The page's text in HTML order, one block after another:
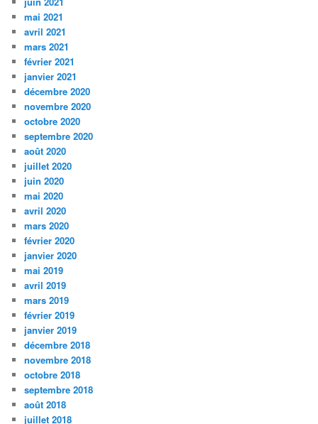
mai 2021
avril 2021
mars 2021
février 2021
janvier 2021
décembre 2020
novembre 2020
octobre 2020
septembre 2020
août 2020
juillet 2020
juin 2020
mai 2020
avril 2020
mars 2020
février 2020
janvier 2020
mai 2019
avril 2019
mars 2019
février 2019
janvier 2019
décembre 2018
novembre 2018
octobre 2018
septembre 2018
août 2018
juillet 2018